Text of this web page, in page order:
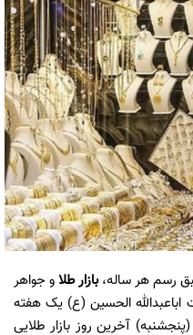
رسم هر ساله،بازار طلاو جواهر
اباعبدالله الحسین (ع) یک هفته
آخرین روز بازار طلایی